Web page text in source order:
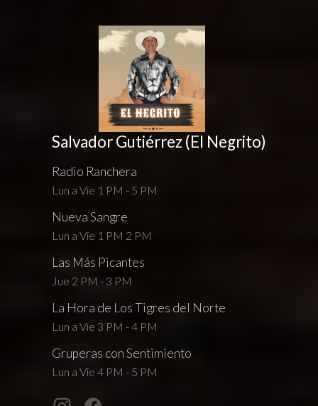
Salvador Gutiérrez (El Negrito)
Radio Ranchera
Lun a Vie 1 PM - 5 PM
Nueva Sangre
Lun a Vie 1 PM 2 PM
Las Más Picantes
Jue 2 PM - 3 PM
La Hora de Los Tigres del Norte
Lun a Vie 3 PM - 4 PM
Gruperas con Sentimiento
Lun a Vie 4 PM - 5 PM